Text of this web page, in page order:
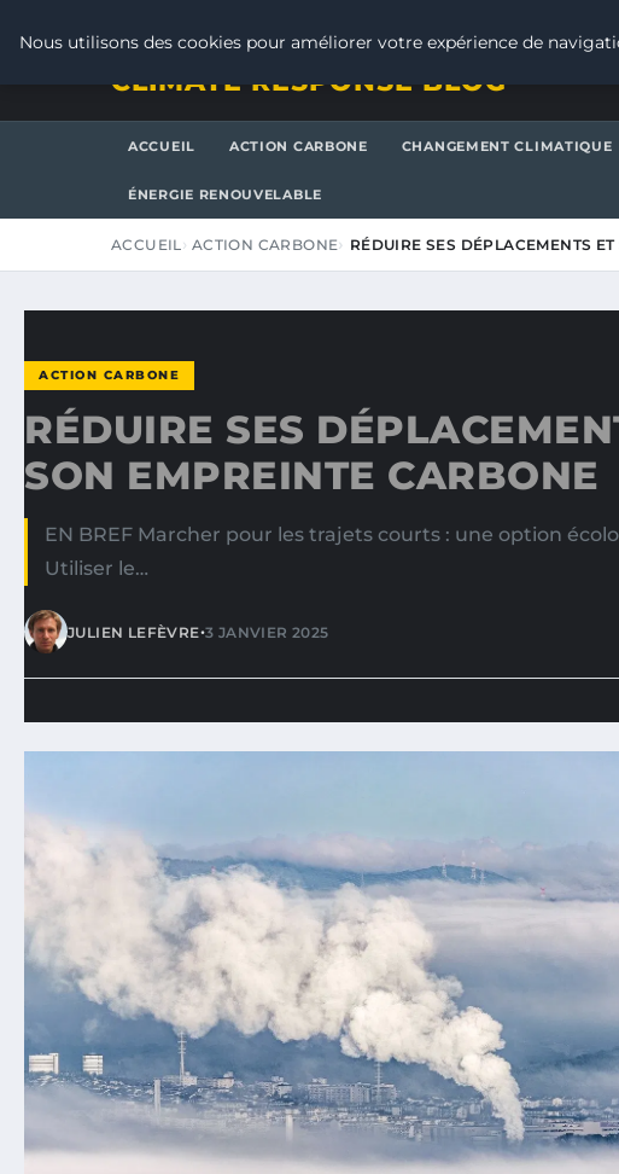
CLIMATE RESPONSE BLOG
ACCUEIL ACTION CARBONE CHANGEMENT CLIMATIQUE
ÉNERGIE RENOUVELABLE
ACCUEIL ACTION CARBONE RÉDUIRE SES DÉPLACEMENTS
ACTION CARBONE
RÉDUIRE SES
SON EMPREINTE CARBONE
EN BREF Marcher pour les trajets courts : une option
Utiliser le…
JULIEN LEFÈVRE•3 JANVIER 2025
Nous utilisons des cookies pour améliorer votre expérience de